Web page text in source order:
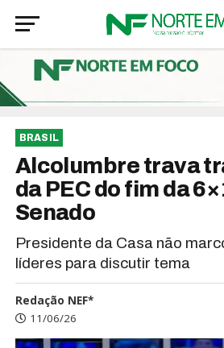
BRASIL
Alcolumbre trava
da PEC do fim da
Senado
Presidente da Casa não
líderes para discutir tema
Redação NEF*
11/06/26